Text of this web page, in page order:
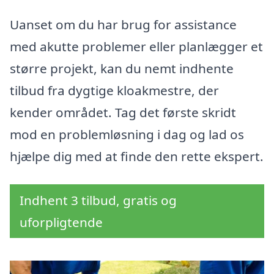
Uanset om du har brug for assistance
med akutte problemer eller planlægger et
større projekt, kan du nemt indhente
tilbud fra dygtige kloakmestre, der
kender området. Tag det første skridt
mod en problemløsning i dag og lad os
hjælpe dig med at finde den rette ekspert.
Indhent 3 tilbud, gratis og
uforpligtende